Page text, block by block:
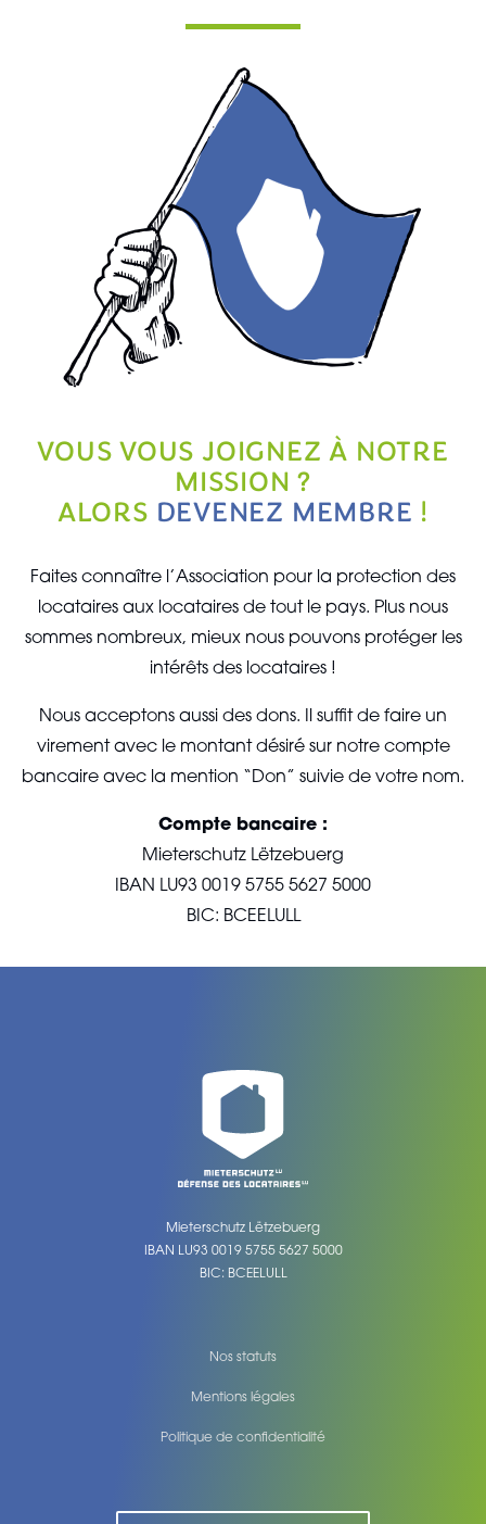
VOUS VOUS JOIGNEZ À NOTRE
MISSION ?
ALORS DEVENEZ MEMBRE !
Faites connaître l’Association pour la protection des
locataires aux locataires de tout le pays. Plus nous
sommes nombreux, mieux nous pouvons protéger les
intérêts des locataires !
Nous acceptons aussi des dons. Il suffit de faire un
virement avec le montant désiré sur notre compte
bancaire avec la mention “Don” suivie de votre nom.
Compte bancaire :
Mieterschutz Lëtzebuerg
IBAN LU93 0019 5755 5627 5000
BIC: BCEELULL
Mieterschutz Lëtzebuerg
IBAN LU93 0019 5755 5627 5000
BIC: BCEELULL
Nos statuts
Mentions légales
Politique de confidentialité